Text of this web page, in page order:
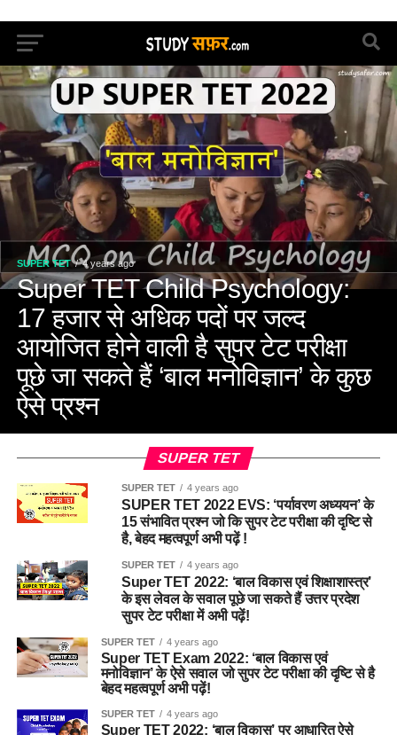
SUPER TET 4 years ago
Super TET Child Psychology:
17 हजार से अधिक पदों पर जल्द
आयोजित होने वाली है सुपर टेट परीक्षा
पूछे जा सकते हैं ‘बाल मनोविज्ञान’ के कुछ
ऐसे प्रश्न
SUPER TET
SUPER TET 4 years ago
SUPER TET 2022 EVS: ‘पर्यावरण अध्ययन’ के
15 संभावित प्रश्न जो कि सुपर टेट परीक्षा की दृष्टि से
है, बेहद महत्वपूर्ण अभी पढ़ें !
SUPER TET 4 years ago
Super TET 2022: ‘बाल विकास एवं शिक्षाशास्त्र’
के इस लेवल के सवाल पूछे जा सकते हैं उत्तर प्रदेश
सुपर टेट परीक्षा में अभी पढ़ें!
SUPER TET 4 years ago
Super TET Exam 2022: ‘बाल विकास एवं
मनोविज्ञान’ के ऐसे सवाल जो सुपर टेट परीक्षा की दृष्टि से है
बेहद महत्वपूर्ण अभी पढ़ें!
SUPER TET 4 years ago
Super TET 2022: ‘बाल विकास’ पर आधारित ऐसे